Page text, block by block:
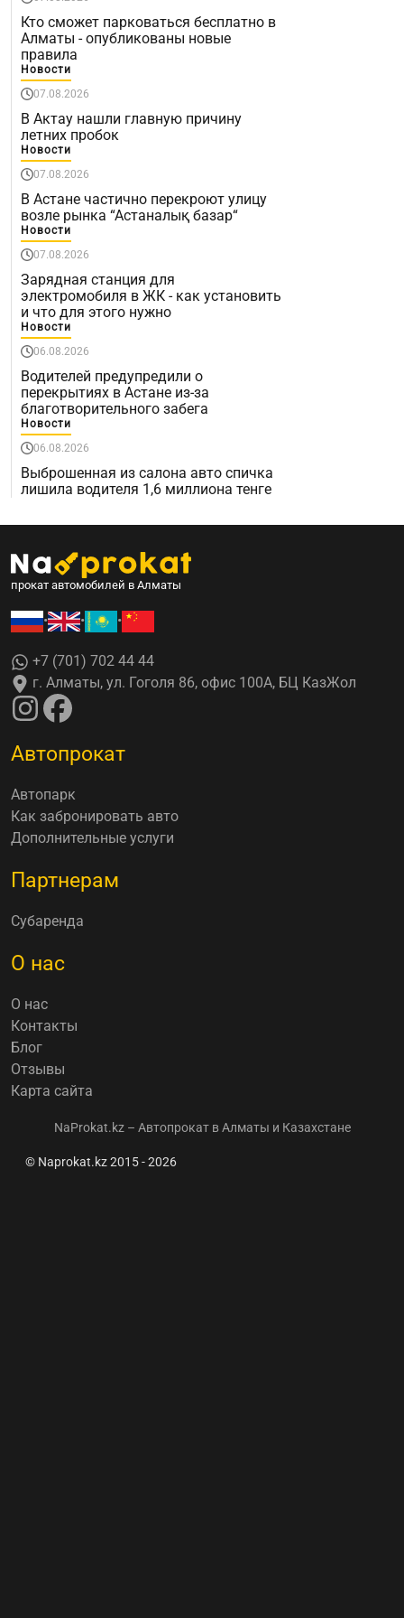
Кто сможет парковаться бесплатно в
Алматы - опубликованы новые
правила
Новости
07.08.2026
В Актау нашли главную причину
летних пробок
Новости
07.08.2026
В Астане частично перекроют улицу
возле рынка “Астаналық базар“
Новости
07.08.2026
Зарядная станция для
электромобиля в ЖК - как установить
и что для этого нужно
Новости
06.08.2026
Водителей предупредили о
перекрытиях в Астане из-за
благотворительного забега
Новости
06.08.2026
Выброшенная из салона авто спичка
лишила водителя 1,6 миллиона тенге
прокат автомобилей в Алматы
• • •
+7 (701) 702 44 44
г. Алматы, ул. Гоголя 86, офис 100А, БЦ КазЖол
Автопрокат
Автопарк
Как забронировать авто
Дополнительные услуги
Партнерам
Субаренда
О нас
О нас
Контакты
Блог
Отзывы
Карта сайта
NaProkat.kz – Автопрокат в Алматы и Казахстане
© Naprokat.kz 2015 - 2026